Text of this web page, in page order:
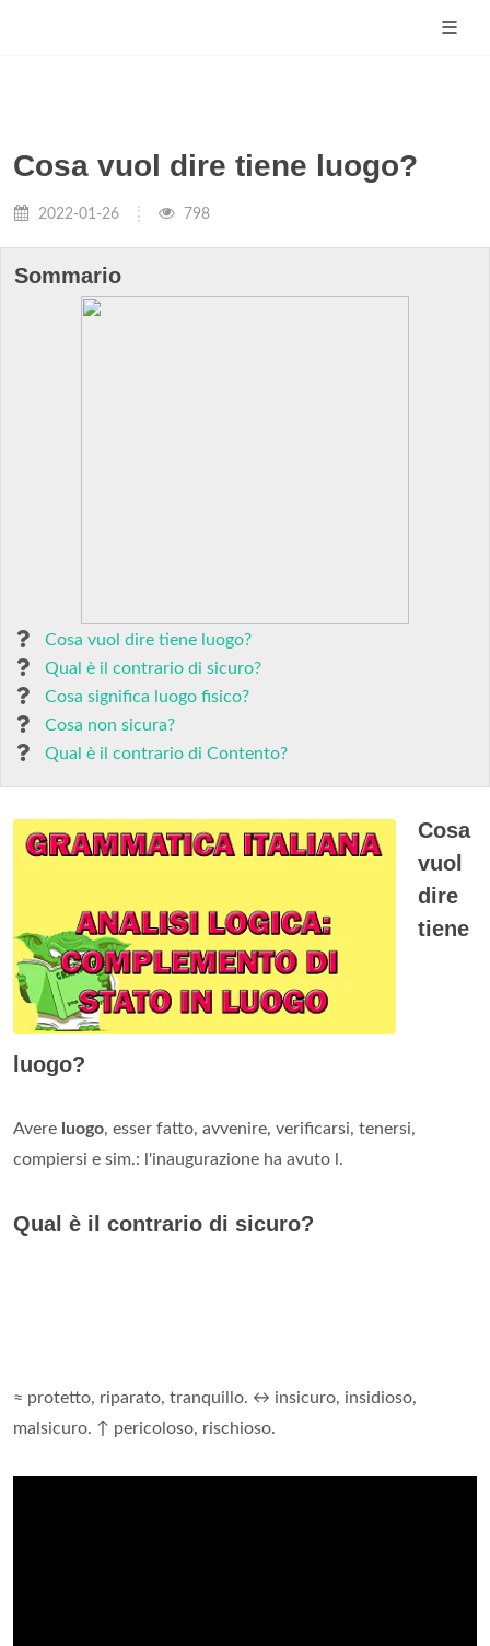
Cosa vuol dire tiene luogo?
2022-01-26 798
Sommario
Cosa vuol dire tiene luogo?
Qual è il contrario di sicuro?
Cosa significa luogo fisico?
Cosa non sicura?
Qual è il contrario di Contento?
Cosa
vuol
dire
tiene
luogo?
Avere luogo, esser fatto, avvenire, verificarsi, tenersi,
compiersi e sim.: l'inaugurazione ha avuto l.
Qual è il contrario di sicuro?
≈ protetto, riparato, tranquillo. ↔ insicuro, insidioso,
malsicuro. ↑ pericoloso, rischioso.